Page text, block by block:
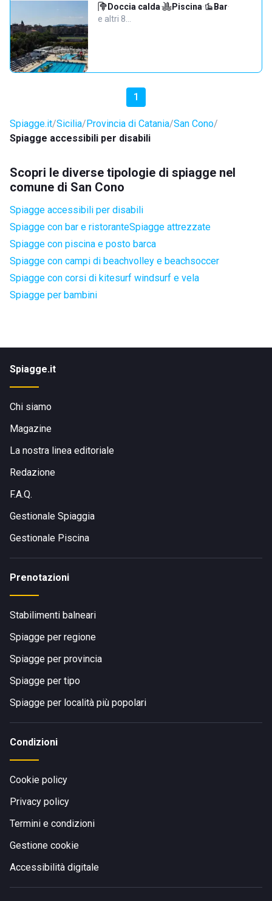
Doccia calda· Piscina· Bar·
e altri 8…
1
Spiagge.it Sicilia Provincia di Catania San Cono
Spiagge accessibili per disabili
Scopri le diverse tipologie di spiagge nel
comune di San Cono
Spiagge accessibili per disabili
Spiagge con bar e ristoranteSpiagge attrezzate
Spiagge con piscina e posto barca
Spiagge con campi di beachvolley e beachsoccer
Spiagge con corsi di kitesurf windsurf e vela
Spiagge per bambini
Spiagge.it
Chi siamo
Magazine
La nostra linea editoriale
Redazione
F.A.Q.
Gestionale Spiaggia
Gestionale Piscina
Prenotazioni
Stabilimenti balneari
Spiagge per regione
Spiagge per provincia
Spiagge per tipo
Spiagge per località più popolari
Condizioni
Cookie policy
Privacy policy
Termini e condizioni
Gestione cookie
Accessibilità digitale